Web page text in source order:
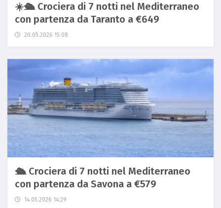
☀️🛳️ Crociera di 7 notti nel Mediterraneo
con partenza da Taranto a €649
20.05.2026 15:08
🛳️ Crociera di 7 notti nel Mediterraneo
con partenza da Savona a €579
14.05.2026 14:29